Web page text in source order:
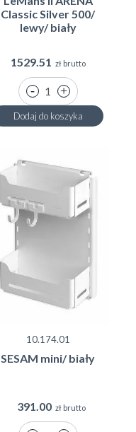
Classic Silver 500/
lewy/ biały
1529.51 zł brutto
Dodaj do koszyka
10.174.01
SESAM mini/ biały
391.00 zł brutto